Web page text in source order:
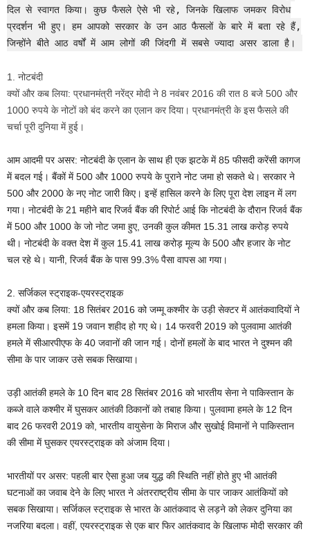
दिल से स्वागत किया। कुछ फैसले ऐसे भी रहे, जिनके खिलाफ जमकर विरोध
प्रदर्शन भी हुए। हम आपको सरकार के उन आठ फैसलों के बारे में बता रहे हैं,
जिन्होंने बीते आठ वर्षों में आम लोगों की जिंदगी में सबसे ज्यादा असर डाला है।
1. नोटबंदी
क्यों और कब लिया: प्रधानमंत्री नरेंद्र मोदी ने 8 नवंबर 2016 की रात 8 बजे 500 और
1000 रुपये के नोटों को बंद करने का एलान कर दिया। प्रधानमंत्री के इस फैसले की
चर्चा पूरी दुनिया में हुई।
आम आदमी पर असर: नोटबंदी के एलान के साथ ही एक झटके में 85 फीसदी करेंसी कागज
में बदल गई। बैंकों में 500 और 1000 रुपये के पुराने नोट जमा हो सकते थे। सरकार ने
500 और 2000 के नए नोट जारी किए। इन्हें हासिल करने के लिए पूरा देश लाइन में लग
गया। नोटबंदी के 21 महीने बाद रिजर्व बैंक की रिपोर्ट आई कि नोटबंदी के दौरान रिजर्व बैंक
में 500 और 1000 के जो नोट जमा हुए, उनकी कुल कीमत 15.31 लाख करोड़ रुपये
थी। नोटबंदी के वक्त देश में कुल 15.41 लाख करोड़ मूल्य के 500 और हजार के नोट
चल रहे थे। यानी, रिजर्व बैंक के पास 99.3% पैसा वापस आ गया।
2. सर्जिकल स्ट्राइक-एयरस्ट्राइक
क्यों और कब लिया: 18 सितंबर 2016 को जम्मू कश्मीर के उड़ी सेक्टर में आतंकवादियों ने
हमला किया। इसमें 19 जवान शहीद हो गए थे। 14 फरवरी 2019 को पुलवामा आतंकी
हमले में सीआरपीएफ के 40 जवानों की जान गई। दोनों हमलों के बाद भारत ने दुश्मन की
सीमा के पार जाकर उसे सबक सिखाया।
उड़ी आतंकी हमले के 10 दिन बाद 28 सितंबर 2016 को भारतीय सेना ने पाकिस्तान के
कब्जे वाले कश्मीर में घुसकर आतंकी ठिकानों को तबाह किया। पुलवामा हमले के 12 दिन
बाद 26 फरवरी 2019 को, भारतीय वायुसेना के मिराज और सुखोई विमानों ने पाकिस्तान
की सीमा में घुसकर एयरस्ट्राइक को अंजाम दिया।
भारतीयों पर असर: पहली बार ऐसा हुआ जब युद्ध की स्थिति नहीं होते हुए भी आतंकी
घटनाओं का जवाब देने के लिए भारत ने अंतरराष्ट्रीय सीमा के पार जाकर आतंकियों को
सबक सिखाया। सर्जिकल स्ट्राइक से भारत के आतंकवाद से लड़ने को लेकर दुनिया का
नजरिया बदला। वहीं, एयरस्ट्राइक से एक बार फिर आतंकवाद के खिलाफ मोदी सरकार की